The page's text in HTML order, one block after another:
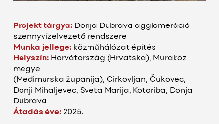
Projekt tárgya: Donja Dubrava agglomeráció
szennyvízelvezető rendszere
Munka jellege: közműhálózat építés
Helyszín: Horvátország (Hrvatska), Muraköz
megye
(Međimurska županija),Cirkovljan,Čukovec,
Donji Mihaljevec, Sveta Marija, Kotoriba, Donja
Dubrava
Átadás éve: 2025.